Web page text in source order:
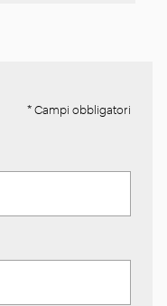
* Campi obbligatori